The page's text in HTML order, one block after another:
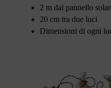
2 m dal pannello
20 cm tra due luci
Dimensioni di ogni